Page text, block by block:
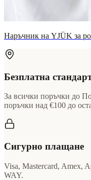
Наръчник на YJÜK за
Безплатна
За всички поръчки до
поръчки над €100 до
Сигурно плащане
Visa, Mastercard, Amex,
WAY.